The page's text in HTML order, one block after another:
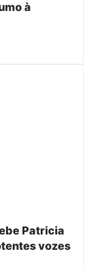
à
Patricia
vozes